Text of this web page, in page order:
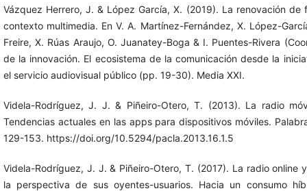
Vázquez Herrero, J. & López García, X. (2019). La renovación de
contexto multimedia. En V. A. Martínez-Fernández, X. López-
Freire, X. Rúas Araujo, O. Juanatey-Boga & I. Puentes-Rivera
de la innovación. El ecosistema de la comunicación desde la
el servicio audiovisual público (pp. 19-30). Media XXI.
Videla-Rodríguez, J. J. & Piñeiro-Otero, T. (2013). La radio
Tendencias actuales en las apps para dispositivos móviles.
129-153. https://doi.org/10.5294/pacla.2013.16.1.5
Videla-Rodríguez, J. J. & Piñeiro-Otero, T. (2017). La radio online
la perspectiva de sus oyentes-usuarios. Hacia un consumo